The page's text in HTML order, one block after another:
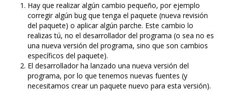
Hay que realizar algún cambio pequeño, por ejemplo
corregir algún bug que tenga el paquete (nueva revisión
del paquete) o aplicar algún parche. Este cambio lo
realizas tú, no el desarrollador del programa (o sea no es
una nueva versión del programa, sino que son cambios
específicos del paquete).
El desarrollador ha lanzado una nueva versión del
programa, por lo que tenemos nuevas fuentes (y
necesitamos crear un paquete nuevo para esta versión).